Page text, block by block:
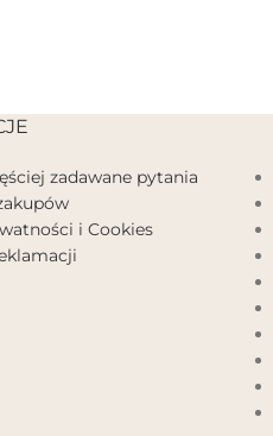
zadawane pytania
i Cookies